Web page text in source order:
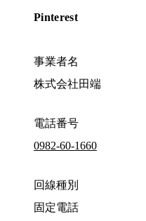
Pinterest
事業者名
株式会社田端
電話番号
0982-60-1660
回線種別
固定電話